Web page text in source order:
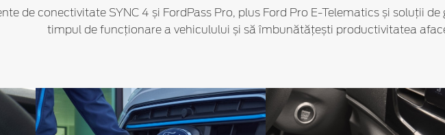
de conectivitate SYNC 4 și FordPass Pro, plus Ford Pro E-Telematics și soluții
timpul de funcționare a vehiculului și să îmbunătățești productivitatea